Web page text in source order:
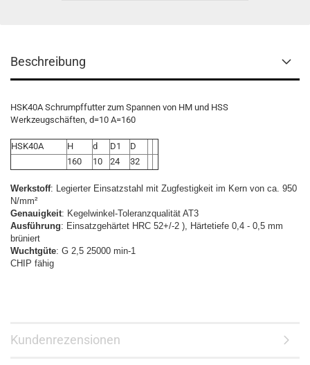
Beschreibung
HSK40A Schrumpffutter zum Spannen von HM und HSS
Werkzeugschäften, d=10 A=160
HSK40A H d D1
D
160
10 24 32
Werkstoff: Legierter Einsatzstahl mit Zugfestigkeit im Kern von ca. 950
N/mm²
Genauigkeit: Kegelwinkel-Toleranzqualität AT3
Ausführung: Einsatzgehärtet HRC 52+/-2 ), Härtetiefe 0,4 - 0,5 mm
brüniert
Wuchtgüte: G 2,5 25000 min-1
CHIP fähig
Kundenrezensionen